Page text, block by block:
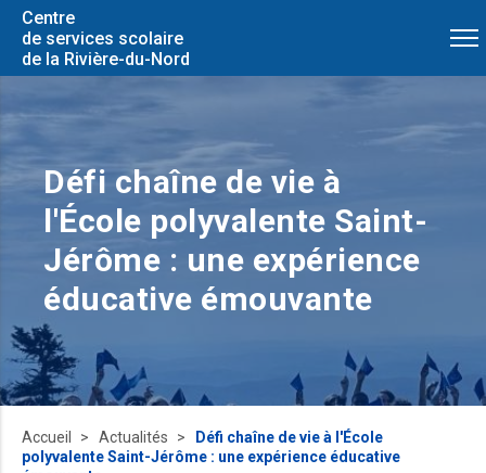
Centre
de services scolaire
de la Rivière-du-Nord
Défi chaîne de vie à
l'École polyvalente Saint-
Jérôme : une expérience
éducative émouvante
Accueil Actualités
Défi chaîne de vie à l'École
polyvalente Saint-Jérôme : une expérience éducative